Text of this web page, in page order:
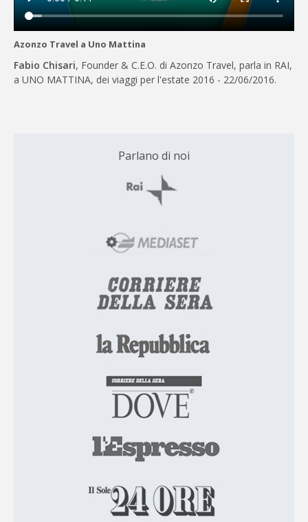
Azonzo Travel a Uno Mattina
Fabio Chisari, Founder & C.E.O. di Azonzo Travel, parla in RAI,
a UNO MATTINA, dei viaggi per l'estate 2016 - 22/06/2016.
Parlano di noi